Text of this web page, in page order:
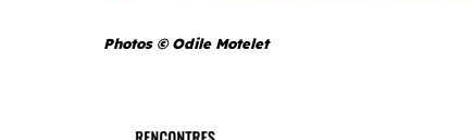
Photos © Odile Motelet